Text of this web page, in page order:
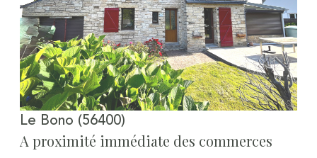
Voir le bien
Le Bono (56400)
A proximité immédiate des commerces